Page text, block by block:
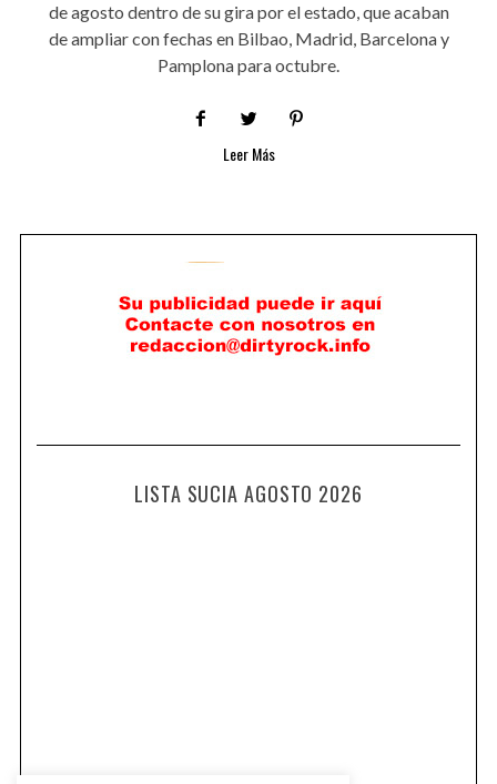
de agosto dentro de su gira por el estado, que acaban
de ampliar con fechas en Bilbao, Madrid, Barcelona y
Pamplona para octubre.
Leer Más
LISTA SUCIA AGOSTO 2026